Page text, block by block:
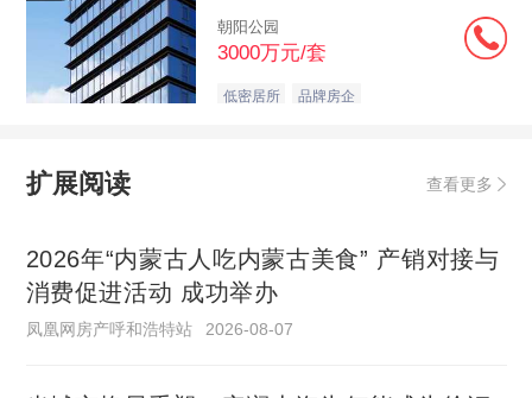
朝阳公园
3000万元/套
低密居所 品牌房企
扩展阅读 查看更多
2026年“内蒙古人吃内蒙古美食” 产销对接与
消费促进活动 成功举办
凤凰网房产呼和浩特站 2026-08-07